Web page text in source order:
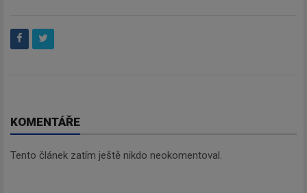
KOMENTÁŘE
Tento článek zatím ještě nikdo neokomentoval.